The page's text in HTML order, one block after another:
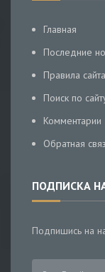
Главная
Последние
Правила сайта
Поиск по
Комментарии
Обратная
ПОДПИСКА
Подпишись на